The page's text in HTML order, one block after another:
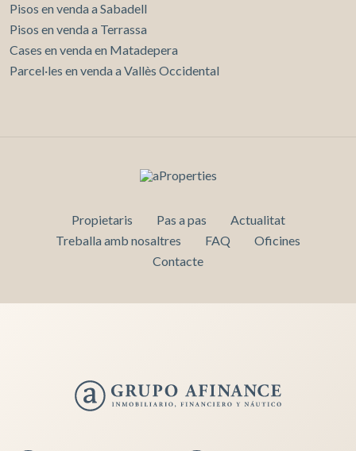
Pisos en venda a Sabadell
Pisos en venda a Terrassa
Cases en venda en Matadepera
Parcel·les en venda a Vallès Occidental
Propietaris Pas a pas
Actualitat
Treballa amb nosaltres
FAQ
Oficines
Contacte